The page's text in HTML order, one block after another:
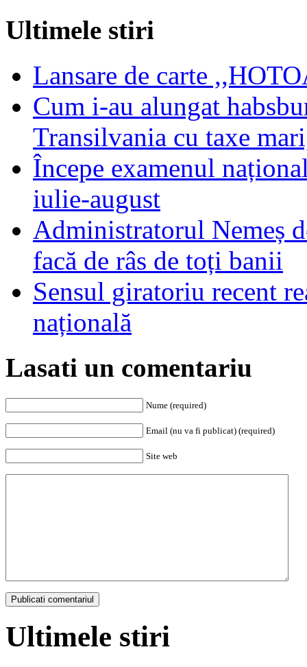
Ultimele stiri
Lansare de carte
Cum i-au alungat
Transilvania cu taxe
Începe examenul
iulie-august
Administratorul Nemeș
facă de râs de toți banii
Sensul giratoriu recent
națională
Lasati un comentariu
Nume (required)
Email (nu va fi publicat) (required)
Site web
Ultimele stiri